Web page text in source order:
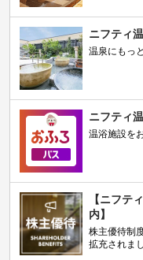
ニフティ
温泉にもっ
ニフティ
温浴施設を
【ニフテ
内】
株主優待制
拡充されま